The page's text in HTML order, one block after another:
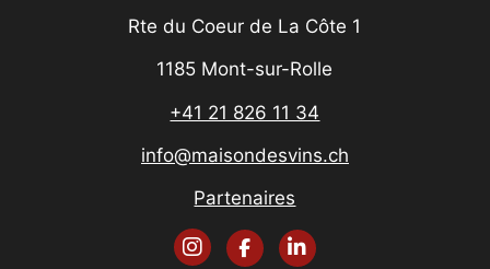
Rte du Coeur de La Côte 1
1185 Mont-sur-Rolle
+41 21 826 11 34
info@maisondesvins.ch
Partenaires